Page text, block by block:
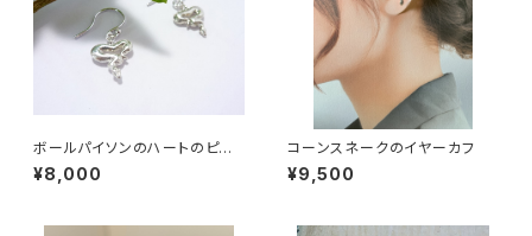
ボールパイソンのハートのピア
ス
¥8,000
コーンスネークのイヤーカフ
¥9,500